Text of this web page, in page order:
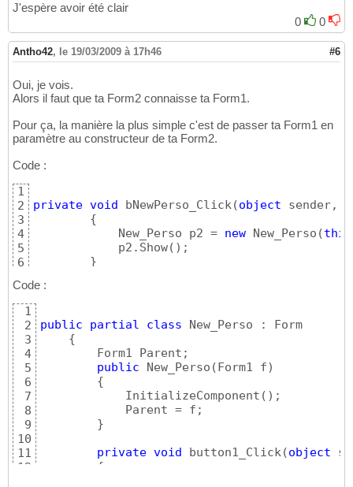
J'espère avoir été clair
0
0
Antho42, le 19/03/2009 à 17h46 #6
Oui, je vois.
Alors il faut que ta Form2 connaisse ta Form1.
Pour ça, la manière la plus simple c'est de passer ta Form1 en
paramètre au constructeur de ta Form2.
Code :
1
2
3
4
5
6
private void bNewPerso_Click(object sender,
{
            New_Perso p2 =
new New_Perso (this
            p2.Show
( ) ;
}
Code :
1
2
3
4
5
6
7
8
9
10
11
12
public partial class New_Perso : Form
{
        Form1 Parent;
public New_Perso ( Form1 f)
{
            InitializeComponent
( ) ;
            Parent = f;
}
private void button1_Click(object
{